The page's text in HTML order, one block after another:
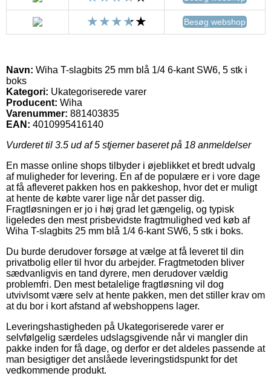
Besøg webshop
Navn: Wiha T-slagbits 25 mm blå 1/4 6-kant SW6, 5 stk i
boks
Kategori: Ukategoriserede varer
Producent: Wiha
Varenummer: 881403835
EAN: 4010995416140
Vurderet til 3.5 ud af 5 stjerner baseret på 18 anmeldelser
En masse online shops tilbyder i øjeblikket et bredt udvalg
af muligheder for levering. En af de populære er i vore dage
at få afleveret pakken hos en pakkeshop, hvor det er muligt
at hente de købte varer lige når det passer dig.
Fragtløsningen er jo i høj grad let gængelig, og typisk
ligeledes den mest prisbevidste fragtmulighed ved køb af
Wiha T-slagbits 25 mm blå 1/4 6-kant SW6, 5 stk i boks.
Du burde derudover forsøge at vælge at få leveret til din
privatbolig eller til hvor du arbejder. Fragtmetoden bliver
sædvanligvis en tand dyrere, men derudover vældig
problemfri. Den mest betalelige fragtløsning vil dog
utvivlsomt være selv at hente pakken, men det stiller krav om
at du bor i kort afstand af webshoppens lager.
Leveringshastigheden på Ukategoriserede varer er
selvfølgelig særdeles udslagsgivende når vi mangler din
pakke inden for få dage, og derfor er det aldeles passende at
man besigtiger det anslåede leveringstidspunkt for det
vedkommende produkt.